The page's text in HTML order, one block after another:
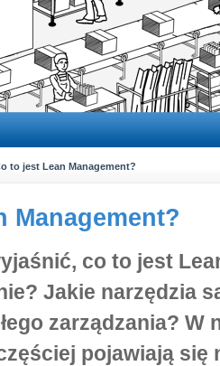
to jest Lean Management?
Management?
co to jest
Jakie narzędzia
zarządzania? W
pojawiają się